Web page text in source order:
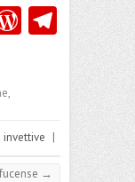
W
es
s
,
invettive |
→